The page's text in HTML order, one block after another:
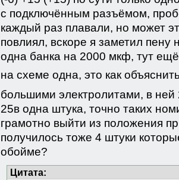
с подключённым разъёмом,
каждый раз плавали, но может
повлиял, вскоре я заметил пену
одна банка на 2000 мкф, тут
на схеме одна, это как
большими электролитами, в
25в одна штука, точно таких
грамотно выйти из положения
получилось тоже 4 штуки
обойме?
Цитата: